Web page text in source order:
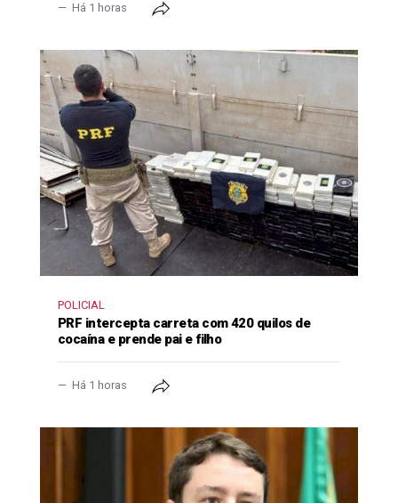
Há 1 horas
POLICIAL
PRF intercepta carreta com 420 quilos de
cocaína e prende pai e filho
Há 1 horas